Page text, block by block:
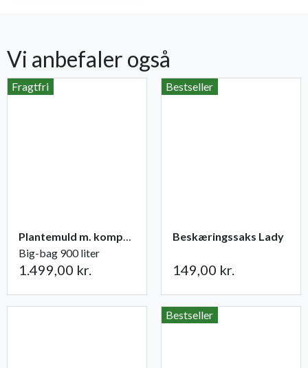
Vi anbefaler også
Fragtfri
Plantemuld m. kompost fra Champost
Big-bag 900 liter
1.499,00 kr.
Bestseller
Beskæringssaks Lady
149,00 kr.
Bestseller